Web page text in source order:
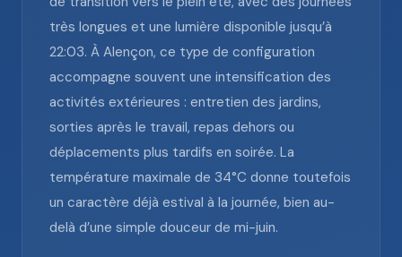
très longues et une lumière disponible jusqu’à
22:03. À Alençon, ce type de configuration
accompagne souvent une intensification des
activités extérieures : entretien des jardins,
sorties après le travail, repas dehors ou
déplacements plus tardifs en soirée. La
température maximale de 34°C donne toutefois
un caractère déjà estival à la journée, bien au-
delà d’une simple douceur de mi-juin.